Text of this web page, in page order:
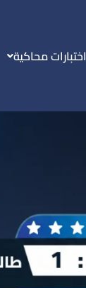
اختبارات محاكية